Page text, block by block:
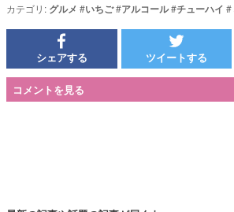
カテゴリ: グルメ #いちご#アルコール#チューハイ #
シェアする ツイートする
コメントを見る